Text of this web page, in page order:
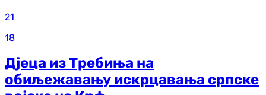
21
18
Дјеца из Требиња на
обиљежавању искрцавања српске